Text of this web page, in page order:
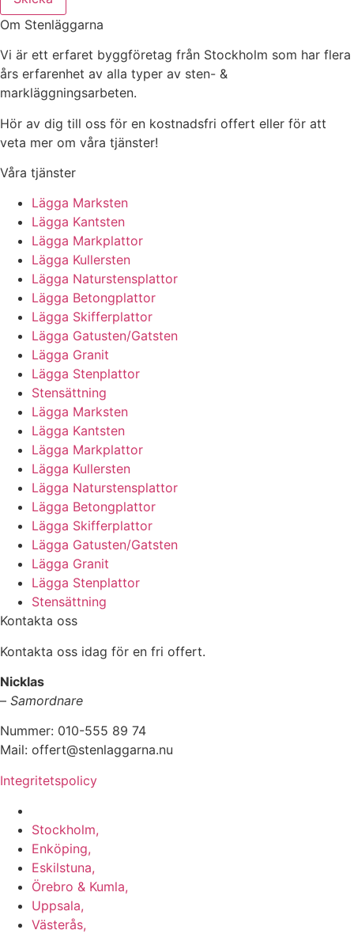
Om Stenläggarna
Vi är ett erfaret byggföretag från Stockholm som har flera
års erfarenhet av alla typer av sten- &
markläggningsarbeten.
Hör av dig till oss för en kostnadsfri offert eller för att
veta mer om våra tjänster!
Våra tjänster
Lägga Marksten
Lägga Kantsten
Lägga Markplattor
Lägga Kullersten
Lägga Naturstensplattor
Lägga Betongplattor
Lägga Skifferplattor
Lägga Gatusten/Gatsten
Lägga Granit
Lägga Stenplattor
Stensättning
Lägga Marksten
Lägga Kantsten
Lägga Markplattor
Lägga Kullersten
Lägga Naturstensplattor
Lägga Betongplattor
Lägga Skifferplattor
Lägga Gatusten/Gatsten
Lägga Granit
Lägga Stenplattor
Stensättning
Kontakta oss
Kontakta oss idag för en fri offert.
Nicklas
– Samordnare
Nummer: 010-555 89 74
Mail: offert@stenlaggarna.nu
Integritetspolicy
Stockholm,
Enköping,
Eskilstuna,
Örebro & Kumla,
Uppsala,
Västerås,